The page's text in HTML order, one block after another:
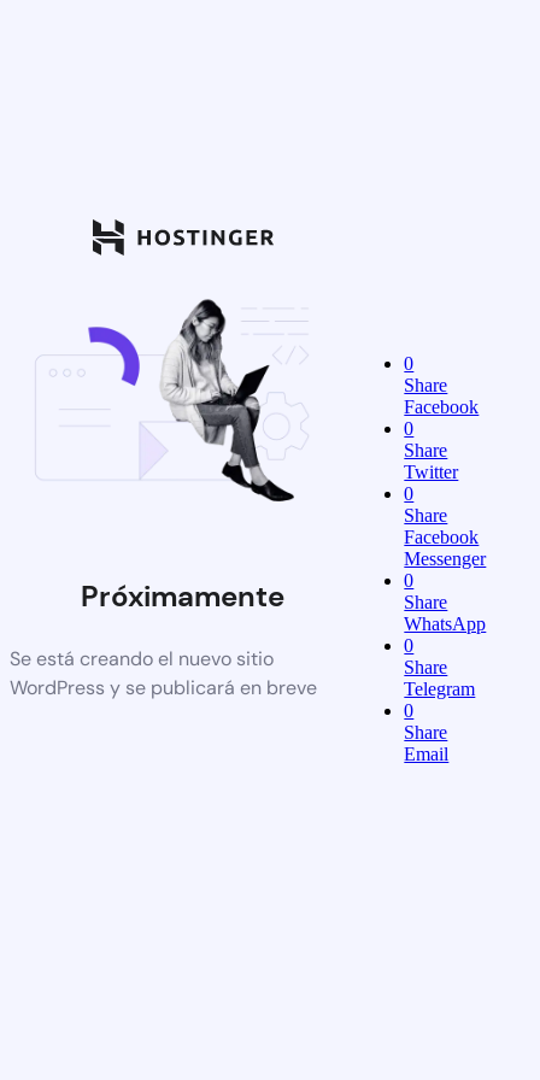
Próximamente
Se está creando el nuevo sitio
WordPress y se publicará en breve
0
Share
Facebook
0
Share
Twitter
0
Share
Facebook
Messenger
0
Share
WhatsApp
0
Share
Telegram
0
Share
Email